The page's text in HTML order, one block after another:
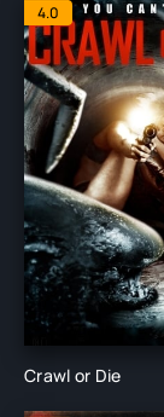
4.0
Crawl or Die